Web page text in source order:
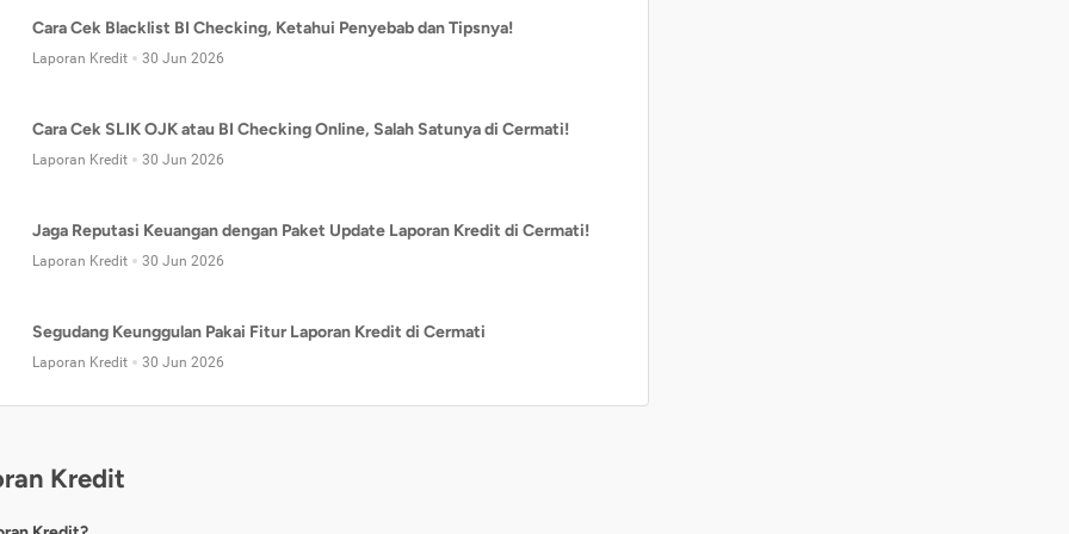
Cara Cek Blacklist BI Checking, Ketahui Penyebab dan Tipsnya!
Laporan Kredit 30 Jun 2026
Cara Cek SLIK OJK atau BI Checking Online, Salah Satunya di Cermati!
Laporan Kredit 30 Jun 2026
Jaga Reputasi Keuangan dengan Paket Update Laporan Kredit di Cermati!
Laporan Kredit 30 Jun 2026
Segudang Keunggulan Pakai Fitur Laporan Kredit di Cermati
Laporan Kredit 30 Jun 2026
Kredit